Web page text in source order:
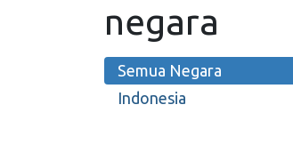
negara
Semua Negara
Indonesia